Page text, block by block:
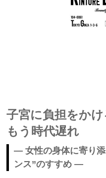
子宮に負担をかけ
もう時代遅れ
― 女性の身体に寄り
ンス”のすすめ ―